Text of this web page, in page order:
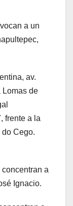
a un
av.
Lomas de
frente a la
do Cego.
a
Ignacio.